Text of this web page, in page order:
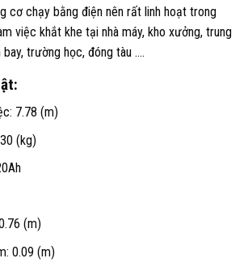
cơ chạy bằng điện nên rất linh hoạt trong
việc khắt khe tại nhà máy, kho xưởng, trung
trường học, đóng tàu ….
7.78 (m)
(kg)
(m)
0.09 (m)